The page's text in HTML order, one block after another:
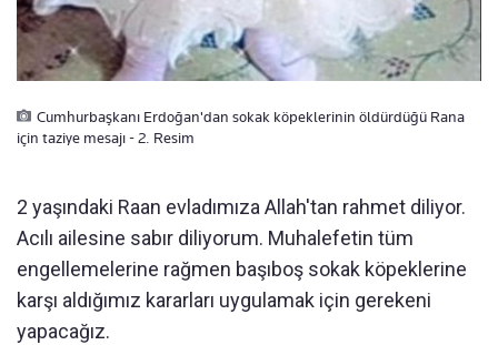
Cumhurbaşkanı Erdoğan'dan sokak köpeklerinin öldürdüğü Rana
için taziye mesajı - 2. Resim
2 yaşındaki Raan evladımıza Allah'tan rahmet diliyor.
Acılı ailesine sabır diliyorum. Muhalefetin tüm
engellemelerine rağmen başıboş sokak köpeklerine
karşı aldığımız kararları uygulamak için gerekeni
yapacağız.